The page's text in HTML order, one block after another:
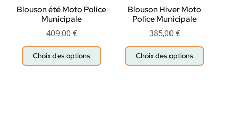
Blouson été Moto Police
Municipale
409,00 €
Choix des options
Blouson Hiver Moto
Police Municipale
385,00 €
Choix des options